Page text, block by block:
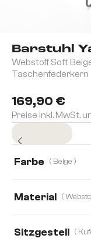
Barstuhl
Webstoff Soft
Taschenfederkern
169,90 €
Preise inkl. MwSt.
Farbe ( Beige )
Material
Sitzgestell